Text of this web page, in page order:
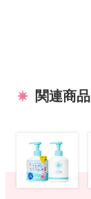
関連商品